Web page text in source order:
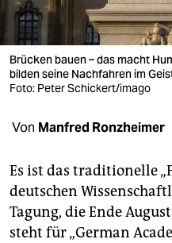
veranstaltungen
shop
fragen & hilfe
genossenschaft
epaper login
Brücken bauen – das macht
bilden seine Nachfahren im
Foto: Peter Schickert/imago
Von Manfred Ronzheimer
Es ist das traditionelle
deutschen
Tagung, die Ende
steht für „German